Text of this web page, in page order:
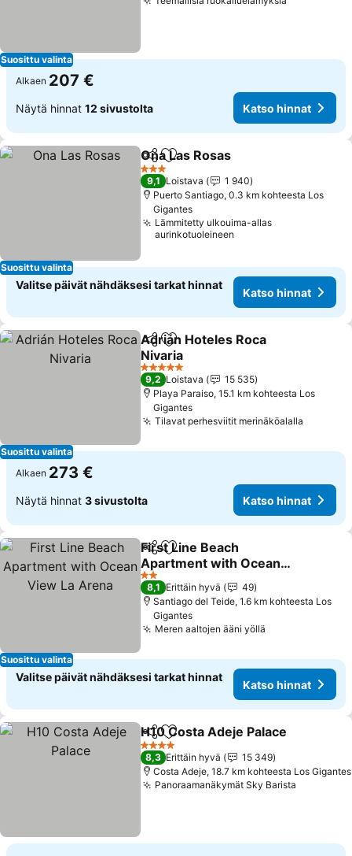
Suosittu valinta
Alkaen 207 €
Näytä hinnat 12 sivustolta Katso hinnat
Suosittu valinta
Jaa Lisää suosikkeihin
Ona Las Rosas
3 Tähtiluokitus
9,1 Loistava
1 940
Puerto Santiago, 0.3 km kohteesta Los
Gigantes
Lämmitetty ulkouima-allas
aurinkotuoleineen
Valitse päivät nähdäksesi tarkat hinnat
Katso hinnat
Suosittu valinta
Jaa Lisää suosikkeihin
Adrián Hoteles Roca
Nivaria
5 Tähtiluokitus
9,2 Loistava
15 535
Playa Paraiso, 15.1 km kohteesta Los
Gigantes
Tilavat perhesviitit merinäköalalla
Alkaen 273 €
Näytä hinnat 3 sivustolta Katso hinnat
Suosittu valinta
Jaa Lisää suosikkeihin
First Line Beach
Apartment with Ocean
View La Arena
2 Tähtiluokitus
8,1 Erittäin hyvä
49
Santiago del Teide, 1.6 km kohteesta Los
Gigantes
Meren aaltojen ääni yöllä
Valitse päivät nähdäksesi tarkat hinnat
Katso hinnat
Jaa Lisää suosikkeihin
H10 Costa Adeje Palace
4 Tähtiluokitus
8,3 Erittäin hyvä
15 349
Costa Adeje, 18.7 km kohteesta Los Gigantes
Panoraamanäkymät Sky Barista